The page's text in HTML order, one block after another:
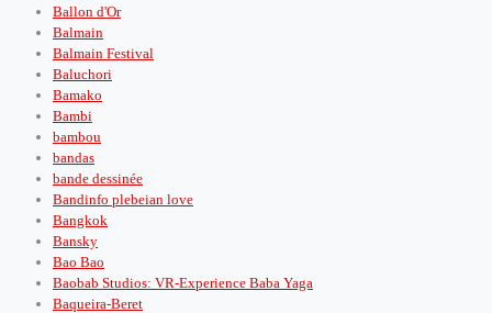
Ballon d'Or
Balmain
Balmain Festival
Baluchori
Bamako
Bambi
bambou
bandas
bande dessinée
Bandinfo plebeian love
Bangkok
Bansky
Bao Bao
Baobab Studios: VR-Experience Baba Yaga
Baqueira-Beret